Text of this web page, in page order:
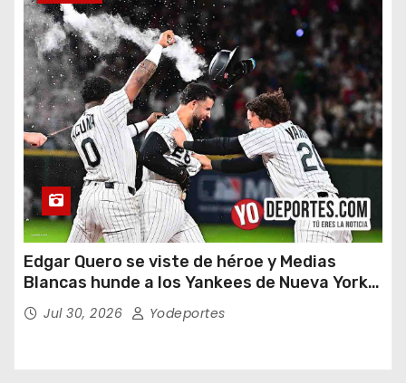
Edgar Quero se viste de héroe y Medias
Blancas hunde a los Yankees de Nueva York
en doce entradas
Jul 30, 2026 Yodeportes